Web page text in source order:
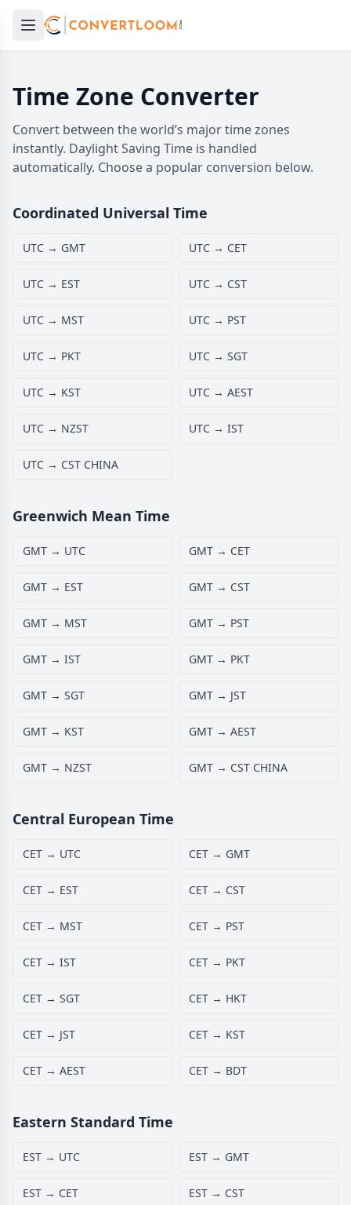
Open main menu
menu
Time Zone Converter
Convert between the world’s major time zones
instantly. Daylight Saving Time is handled
automatically. Choose a popular conversion below.
Coordinated Universal Time
UTC → GMT UTC → CET
UTC → EST UTC → CST
UTC → MST UTC → PST
UTC → PKT UTC → SGT
UTC → KST UTC → AEST
UTC → NZST UTC → IST
UTC → CST CHINA
Greenwich Mean Time
GMT → UTC GMT → CET
GMT → EST GMT → CST
GMT → MST GMT → PST
GMT → IST GMT → PKT
GMT → SGT GMT → JST
GMT → KST GMT → AEST
GMT → NZST GMT → CST CHINA
Central European Time
CET → UTC CET → GMT
CET → EST CET → CST
CET → MST CET → PST
CET → IST CET → PKT
CET → SGT CET → HKT
CET → JST CET → KST
CET → AEST CET → BDT
Eastern Standard Time
EST → UTC EST → GMT
EST → CET EST → CST